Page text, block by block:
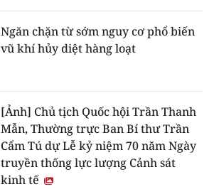
Ngăn chặn từ sớm nguy cơ phổ biến
vũ khí hủy diệt hàng loạt
[Ảnh] Chủ tịch Quốc hội Trần Thanh
Mẫn, Thường trực Ban Bí thư Trần
Cẩm Tú dự Lễ kỷ niệm 70 năm Ngày
truyền thống lực lượng Cảnh sát
kinh tế